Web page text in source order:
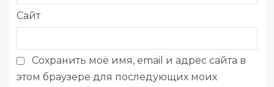
Сайт
Сохранить моё имя, email и адрес сайта в
этом браузере для последующих моих